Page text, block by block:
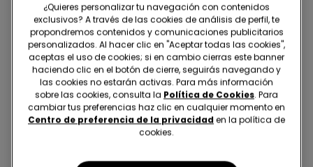
6 Colores
Camiseta de tirantes
anchos básica de
algodón para niños unisex
4,99 €
6 Colores
Camiseta de tirantes
anchos básica de
algodón para niños unisex
4,99 €
¿Quieres personalizar tu navegación con contenidos
exclusivos? A través de las cookies de análisis de perfil, te
propondremos contenidos y comunicaciones publicitarios
personalizados. Al hacer clic en "Aceptar todas las cookies",
aceptas el uso de cookies; si en cambio cierras este banner
haciendo clic en el botón de cierre, seguirás navegando y
las cookies no estarán activas. Para más información
sobre las cookies, consulta la Política de Cookies. Para
cambiar tus preferencias haz clic en cualquier momento en
Centro de preferencia de la privacidad en la política de
cookies.